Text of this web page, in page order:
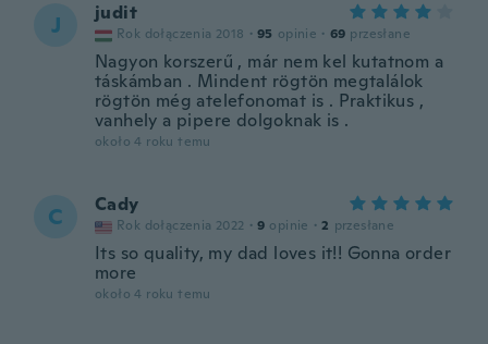
J judit
Rok dołączenia 2018 · 95 opinie · 69 przesłane
Nagyon korszerű , már nem kel kutatnom a
táskámban . Mindent rögtön megtalálok
rögtön még atelefonomat is . Praktikus ,
vanhely a pipere dolgoknak is .
około 4 roku temu
C Cady
Rok dołączenia 2022 · 9 opinie · 2 przesłane
Its so quality, my dad loves it!! Gonna order
more
około 4 roku temu